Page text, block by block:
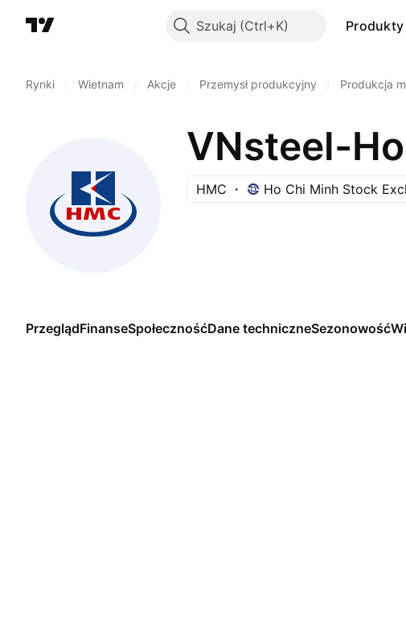
Szukaj Produkty
Rynki Wietnam Akcje Przemysł produkcyjny Produkcja
VNsteel-
HMC Ho Chi Minh Stock
PrzeglądFinanseSpołecznośćDane techniczneSezonowość